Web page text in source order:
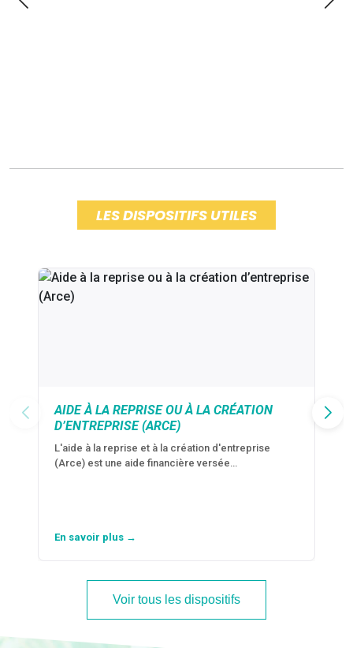
LES DISPOSITIFS UTILES
AIDE À LA REPRISE OU À LA CRÉATION
D’ENTREPRISE (ARCE)
L'aide à la reprise et à la création d'entreprise
(Arce) est une aide financière versée…
En savoir plus →
Voir tous les dispositifs